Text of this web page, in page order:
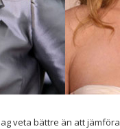
veta bättre än att